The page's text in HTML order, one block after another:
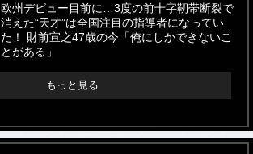
欧州デビュー目前に…3度の前十字靭帯断裂で
消えた“天才”は全国注目の指導者になってい
た！ 財前宣之47歳の今「俺にしかできないこ
とがある」
もっと見る